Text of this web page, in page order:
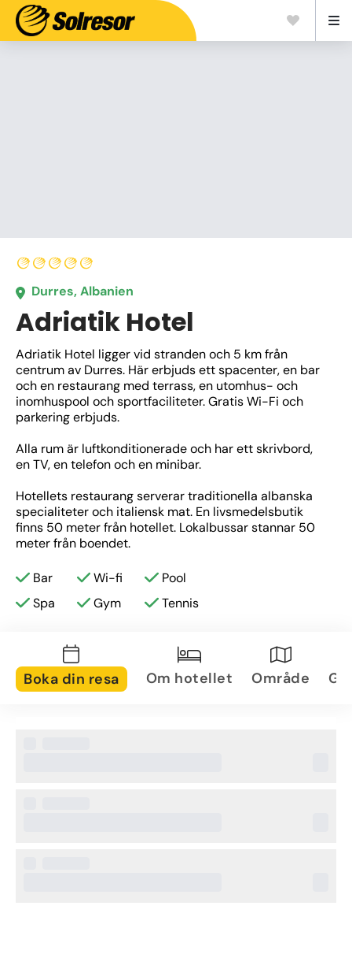
Durres, Albanien
Adriatik Hotel
Adriatik Hotel ligger vid stranden och 5 km från
centrum av Durres. Här erbjuds ett spacenter, en bar
och en restaurang med terrass, en utomhus- och
inomhuspool och sportfaciliteter. Gratis Wi-Fi och
parkering erbjuds.
Alla rum är luftkonditionerade och har ett skrivbord,
en TV, en telefon och en minibar.
Hotellets restaurang serverar traditionella albanska
specialiteter och italiensk mat. En livsmedelsbutik
finns 50 meter från hotellet. Lokalbussar stannar 50
meter från boendet.
Det finns en privat strand med parasoll och solstolar
fitnesscenter,  tennisbanor, spa och bastu, vissa mot
Tiranas internationella flygplats kan nås på 30 km,
och det finns en färjehamn 4 km från Hotel Adriatik.
Bar Wi-fi
Pool
Spa
Gym Tennis
Boka din resa Om hotellet Område